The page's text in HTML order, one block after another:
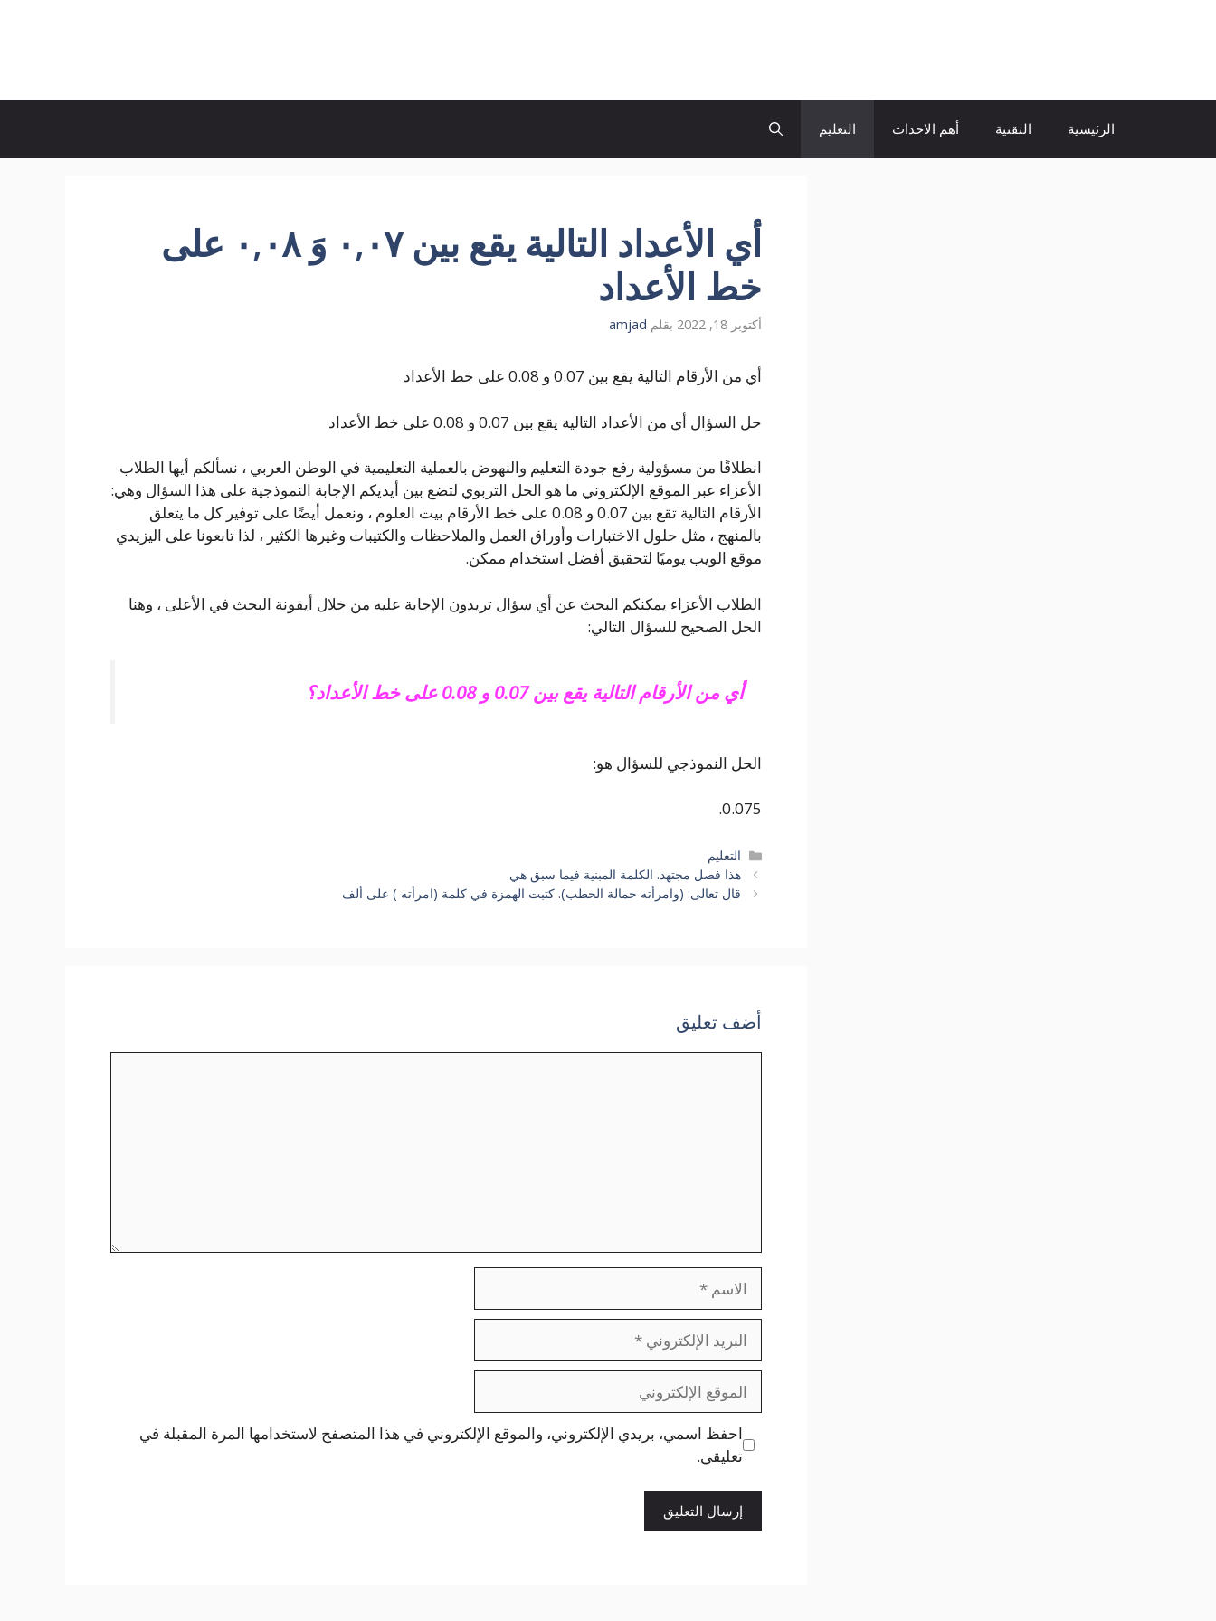
الرئيسية التقنية أهم الاحداث التعليم
أي الأعداد التالية يقع بين ٠,٠٧ وَ ٠,٠٨ على
خط الأعداد
أكتوبر 18, 2022 بقلم amjad
أي من الأرقام التالية يقع بين 0.07 و 0.08 على خط الأعداد
حل السؤال أي من الأعداد التالية يقع بين 0.07 و 0.08 على خط الأعداد
انطلاقًا من مسؤولية رفع جودة التعليم والنهوض بالعملية التعليمية في الوطن العربي ، نسألكم أيها الطلاب
الأعزاء عبر الموقع الإلكتروني ما هو الحل التربوي لتضع بين أيديكم الإجابة النموذجية على هذا السؤال وهي:
الأرقام التالية تقع بين 0.07 و 0.08 على خط الأرقام بيت العلوم ، ونعمل أيضًا على توفير كل ما يتعلق
بالمنهج ، مثل حلول الاختبارات وأوراق العمل والملاحظات والكتيبات وغيرها الكثير ، لذا تابعونا على اليزيدي
موقع الويب يوميًا لتحقيق أفضل استخدام ممكن.
الطلاب الأعزاء يمكنكم البحث عن أي سؤال تريدون الإجابة عليه من خلال أيقونة البحث في الأعلى ، وهنا
الحل الصحيح للسؤال التالي:
أي من الأرقام التالية يقع بين 0.07 و 0.08 على خط الأعداد؟
الحل النموذجي للسؤال هو:
0.075.
التصنيفات
التعليم
هذا فصل مجتهد. الكلمة المبنية فيما سبق هي
قال تعالى: (وامرأته حمالة الحطب). كتبت الهمزة في كلمة (امرأته ) على ألف
أضف تعليق
الاسم
البريد
الإلكتروني
الموقع
الإلكتروني
احفظ اسمي، بريدي الإلكتروني، والموقع الإلكتروني في هذا المتصفح لاستخدامها المرة المقبلة في
تعليقي.